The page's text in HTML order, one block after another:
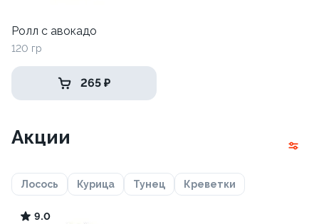
Ролл с авокадо
120 гр
265 ₽
Акции
Лосось Курица Тунец Креветки
9.0